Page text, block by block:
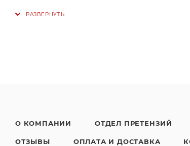
О КОМПАНИИ ОТДЕЛ ПРЕТЕНЗИЙ
ОТЗЫВЫ ОПЛАТА И ДОСТАВКА